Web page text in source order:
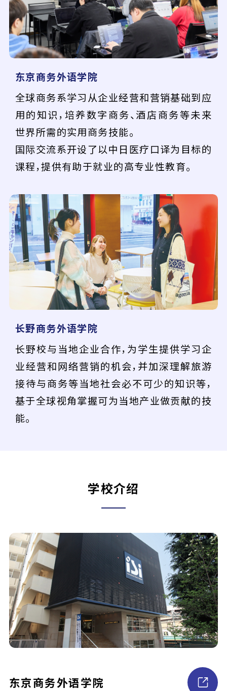
东京商务外语学院
全球商务系学习从企业经营和营销基础到应
用的知识，培养数字商务、酒店商务等未来
世界所需的实用商务技能。
国际交流系开设了以中日医疗口译为目标的
课程，提供有助于就业的高专业性教育。
长野商务外语学院
长野校与当地企业合作，为学生提供学习企
业经营和网络营销的机会，并加深理解旅游
接待与商务等当地社会必不可少的知识等，
基于全球视角掌握可为当地产业做贡献的技
能。
学校介绍
东京商务外语学院